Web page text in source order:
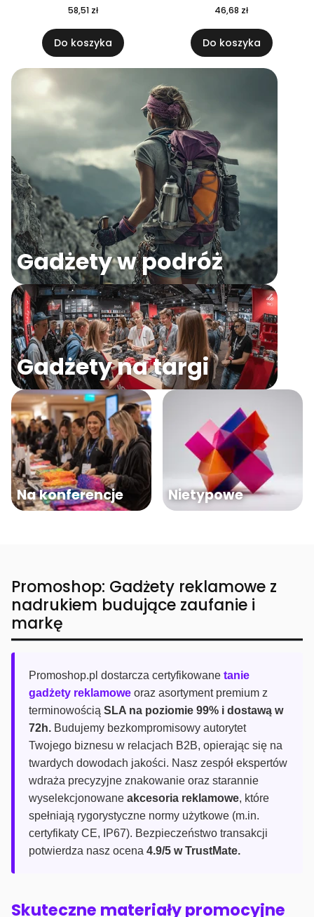
58,51 zł
Do koszyka
46,68 zł
Do koszyka
Gadżety w podróż
Gadżety na targi
Na konferencje Nietypowe
Promoshop: Gadżety reklamowe z
nadrukiem budujące zaufanie i
markę
Promoshop.pl dostarcza certyfikowane tanie
gadżety reklamowe oraz asortyment premium z
terminowością SLA na poziomie 99% i dostawą w
72h. Budujemy bezkompromisowy autorytet
Twojego biznesu w relacjach B2B, opierając się na
twardych dowodach jakości. Nasz zespół ekspertów
wdraża precyzyjne znakowanie oraz starannie
wyselekcjonowane akcesoria reklamowe, które
spełniają rygorystyczne normy użytkowe (m.in.
certyfikaty CE, IP67). Bezpieczeństwo transakcji
potwierdza nasz ocena 4.9/5 w TrustMate.
Skuteczne materiały promocyjne